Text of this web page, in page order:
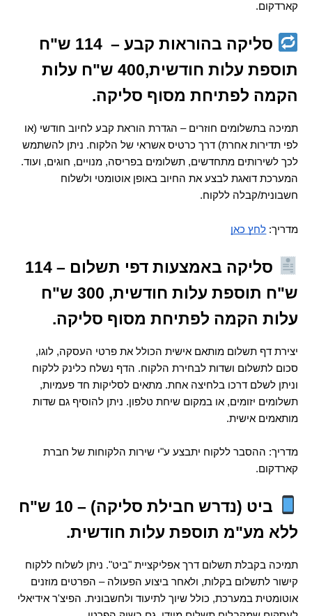
קארדקום.
תוספת עלות חודשית,400 ש"ח עלות
הקמה לפתיחת מסוף סליקה.
לפי תדירות אחרת) דרך כרטיס אשראי של הלקוח. ניתן להשתמש
חשבונית/קבלה ללקוח.
מדריך: לחץ כאן
עלות הקמה לפתיחת מסוף סליקה.
תשלומים יזומים, או במקום שיחת טלפון. ניתן להוסיף גם שדות
מותאמים אישית.
מדריך: ההסבר ללקוח יתבצע ע"י שירות הלקוחות של חברת
קארדקום.
ללא מע"מ תוספת עלות חודשית.